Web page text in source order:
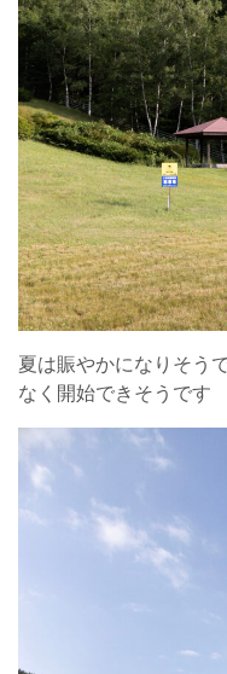
夏は賑やかになりそう
なく開始できそうです